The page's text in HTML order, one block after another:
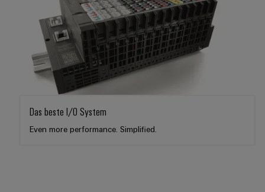
Das beste I/O System
Even more performance. Simplified.